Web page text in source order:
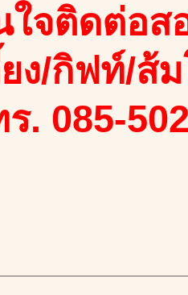
ใจติดต่อส
ยง/กิฟท์/ส้
ร. 085-